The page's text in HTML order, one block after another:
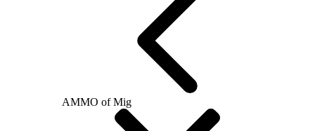
AMMO of Mig